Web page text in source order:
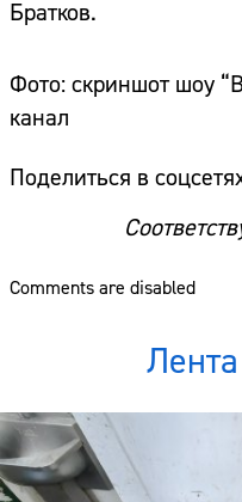
Братков.
Фото: скриншот шоу
канал
Поделиться в
Comments are disabled